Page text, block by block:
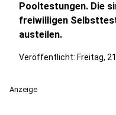
Pooltestungen. Die
freiwilligen
austeilen.
Veröffentlicht: Freitag,
Anzeige